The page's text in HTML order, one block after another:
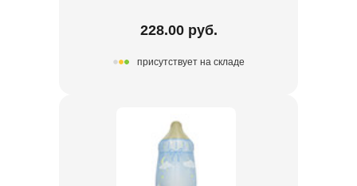
228.00 руб.
присутствует на складе